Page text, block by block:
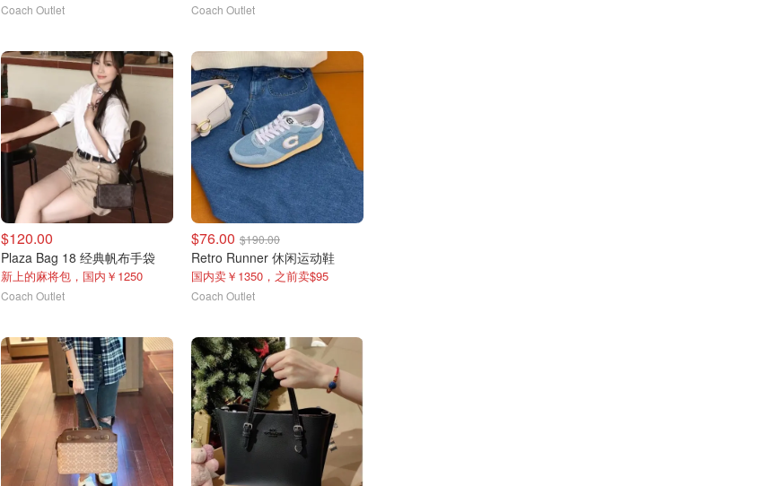
Coach Outlet Coach Outlet
$120.00
Plaza Bag 18 经典帆布手袋
新上的麻将包，国内￥1250
Coach Outlet
$76.00 $190.00
Retro Runner 休闲运动鞋
国内卖￥1350，之前卖$95
Coach Outlet